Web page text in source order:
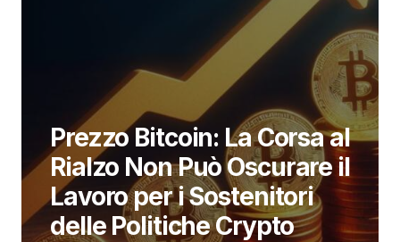
Prezzo Bitcoin: La Corsa al
Rialzo Non Può Oscurare il
Lavoro per i Sostenitori
delle Politiche Crypto